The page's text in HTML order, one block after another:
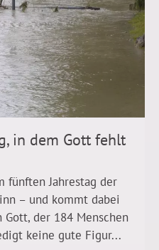
in dem Gott fehlt
fünften Jahrestag der
– und kommt dabei
der 184 Menschen
keine gute Figur...